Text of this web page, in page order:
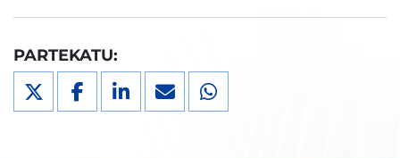
PARTEKATU: